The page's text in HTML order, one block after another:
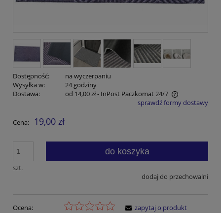
Dostępność:
na wyczerpaniu
Wysyłka w:
24 godziny
Dostawa:
od 14,00 zł- InPost Paczkomat 24/7
Cena nie zawiera ewentualnych kosztów płatnościsprawdź formy dostawy
Cena: 19,00 zł
szt.
do koszyka
dodaj do przechowalni
Ocena:
zapytaj o produkt